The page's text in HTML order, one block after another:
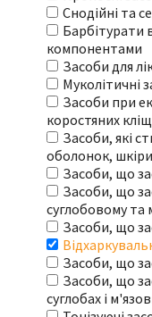
Снодійні та
Барбітурати
компонентами
Засоби для
Муколітичні
Засоби при
коростяних
Засоби, які
оболонок,
Засоби, що
Засоби, що
суглобовому
Засоби, що
Засоби, що
Засоби, що
суглобах і